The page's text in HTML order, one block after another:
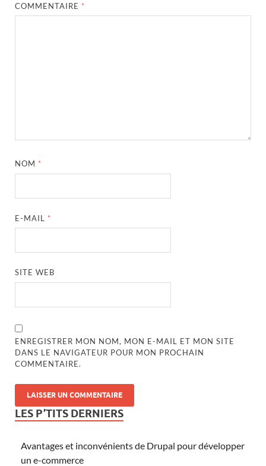
COMMENTAIRE *
NOM *
E-MAIL *
SITE WEB
ENREGISTRER MON NOM, MON E-MAIL ET MON SITE
DANS LE NAVIGATEUR POUR MON PROCHAIN
COMMENTAIRE.
LES P’TITS DERNIERS
Avantages et inconvénients de Drupal pour développer
un e-commerce